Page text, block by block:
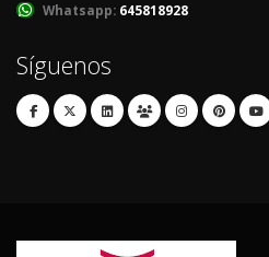
Whatsapp: 645818928
Síguenos